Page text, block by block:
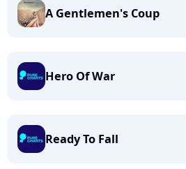
A Gentlemen's Coup
Hero Of War
Ready To Fall